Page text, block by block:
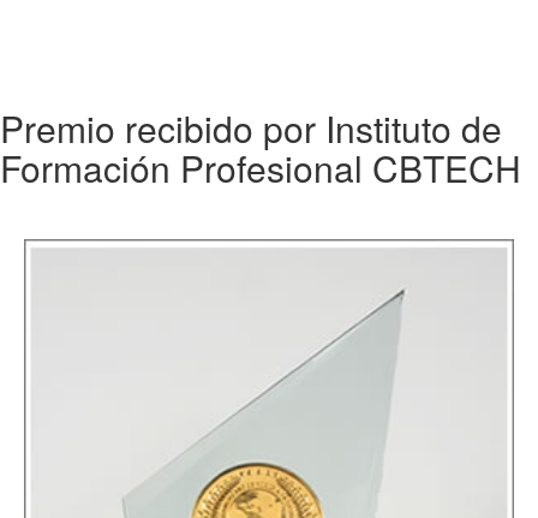
Premio recibido por Instituto de
Formación Profesional CBTECH